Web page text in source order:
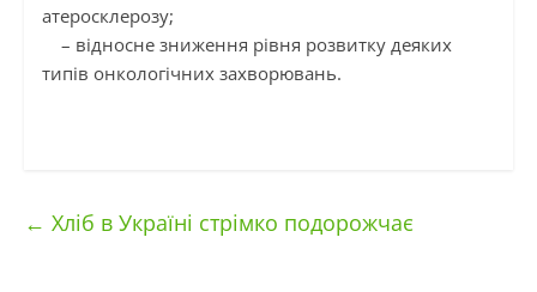
атеросклерозу;
– відносне зниження рівня розвитку деяких
типів онкологічних захворювань.
← Хліб в Україні стрімко подорожчає